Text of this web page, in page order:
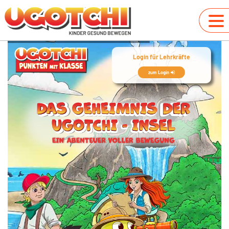
Login für Lehrkräfte
zum Login